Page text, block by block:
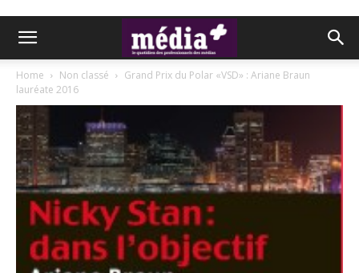
Home Non classé
Grand Prix du Polar «VSD» : Ariane Braun
lauréate 2016